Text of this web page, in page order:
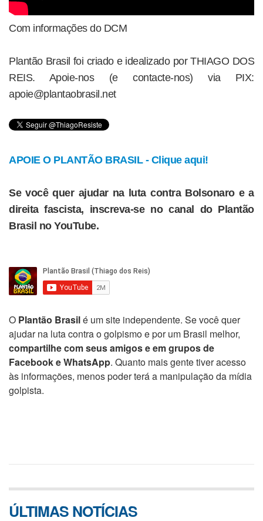
Com informações do DCM
Plantão Brasil foi criado e idealizado por THIAGO DOS
REIS. Apoie-nos (e contacte-nos) via PIX:
apoie@plantaobrasil.net
APOIE O PLANTÃO BRASIL - Clique aqui!
Se você quer ajudar na luta contra Bolsonaro e a
direita fascista, inscreva-se no canal do Plantão
Brasil no YouTube.
O Plantão Brasilé um site independente. Se você quer
ajudar na luta contra o golpismo e por um Brasil melhor,
compartilhe com seus amigos e em grupos de
Facebook e WhatsApp. Quanto mais gente tiver acesso
às informações, menos poder terá a manipulação da mídia
golpista.
ÚLTIMAS NOTÍCIAS